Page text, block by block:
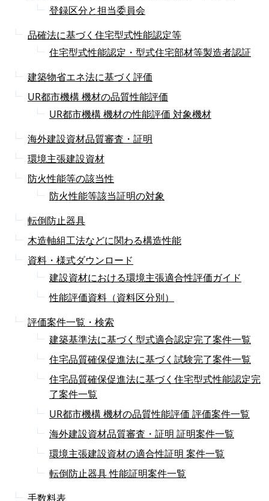
登録区分と担当委員会
品確法に基づく住宅型式性能認定等
住宅型式性能認定・型式住宅部材等製造者認証
建築物省エネ法に基づく評価
UR都市機構 機材の品質性能評価
UR都市機構 機材の性能評価 対象機材
海外建設資材品質審査・証明
環境主張建設資材
防火性能等の該当性
防火性能等該当証明の対象
転倒防止器具
木造軸組工法などに関わる構造性能
資料・様式ダウンロード
建設資材における環境主張適合性評価ガイド
性能評価資料（資料区分別）
評価案件一覧・検索
建築基準法に基づく型式適合認定完了案件一覧
住宅品質確保促進法に基づく試験完了案件一覧
住宅品質確保促進法に基づく住宅型式性能認定完
了案件一覧
UR都市機構 機材の品質性能評価 評価案件一覧
海外建設資材品質審査・証明 証明案件一覧
環境主張建設資材の適合性証明 案件一覧
転倒防止器具 性能証明案件一覧
手数料表